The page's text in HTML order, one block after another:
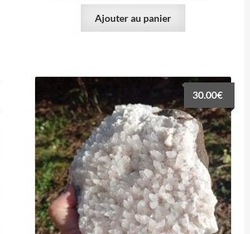
Ajouter au panier
30.00€